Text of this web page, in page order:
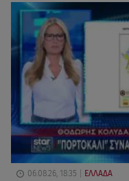
06.08.26, 18:35 ΕΛΛΑΔΑ